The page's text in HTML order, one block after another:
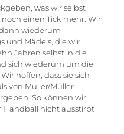
was wir selbst
einen Tick mehr. Wir
wiederum
und Mädels, die wir
Jahren selbst in die
sich wiederum um die
hoffen, dass sie sich
von Müller/Müller
So können wir
Handball nicht ausstirbt